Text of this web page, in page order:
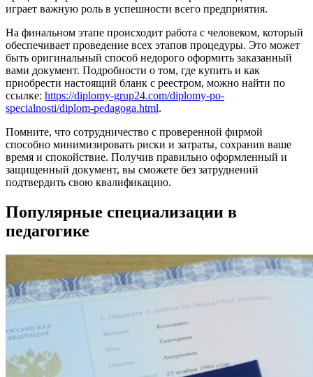
играет важную роль в успешности всего предприятия.
На финальном этапе происходит работа с человеком, который
обеспечивает проведение всех этапов процедуры. Это может
быть оригинальный способ недорого оформить заказанный
вами документ. Подробности о том, где купить и как
приобрести настоящий бланк с реестром, можно найти по
ссылке: https://diplomy-grup24.com/diplomy-po-
specialnosti/diplom-pedagoga.html.
Помните, что сотрудничество с проверенной фирмой
способно минимизировать риски и затраты, сохранив ваше
время и спокойствие. Получив правильно оформленный и
защищенный документ, вы сможете без затруднений
подтвердить свою квалификацию.
Популярные специализации в
педагогике